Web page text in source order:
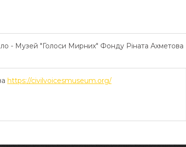
- Музей "Голоси Мирних" Фонду Ріната Ахметова
https://civilvoicesmuseum.org/